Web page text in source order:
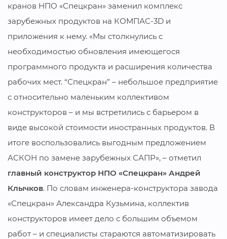
кранов НПО «Спецкран» заменил комплекс
зарубежных продуктов на КОМПАС-3D и
приложения к нему. «Мы столкнулись с
необходимостью обновления имеющегося
программного продукта и расширения количества
рабочих мест. “Спецкран” – небольшое предприятие
с относительно маленьким коллективом
конструкторов – и мы встретились с барьером в
виде высокой стоимости иностранных продуктов. В
итоге воспользовались выгодным предложением
АСКОН по замене зарубежных САПР», – отметил
главный конструктор НПО «Спецкран» Андрей
Клычков. По словам инженера-конструктора завода
«Спецкран» Александра Кузьмина, коллектив
конструкторов имеет дело с большим объемом
работ – и специалисты стараются автоматизировать